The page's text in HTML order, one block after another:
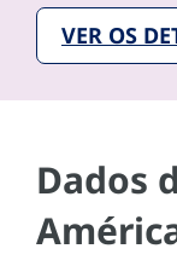
VER OS
Dados